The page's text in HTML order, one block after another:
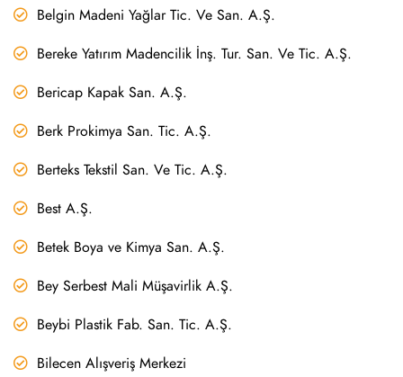
Belgin Madeni Yağlar Tic. Ve San. A.Ş.
Bereke Yatırım Madencilik İnş. Tur. San. Ve Tic. A.Ş.
Bericap Kapak San. A.Ş.
Berk Prokimya San. Tic. A.Ş.
Berteks Tekstil San. Ve Tic. A.Ş.
Best A.Ş.
Betek Boya ve Kimya San. A.Ş.
Bey Serbest Mali Müşavirlik A.Ş.
Beybi Plastik Fab. San. Tic. A.Ş.
Bilecen Alışveriş Merkezi